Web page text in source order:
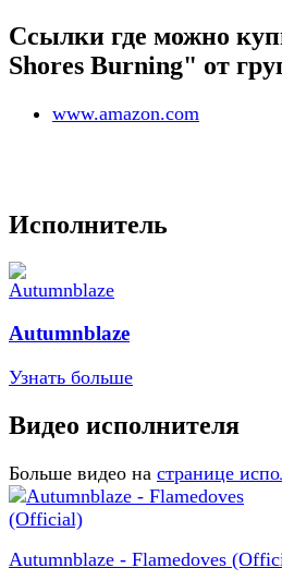
Ссылки где можно
Shores Burning" от
www.amazon.com
Исполнитель
Autumnblaze
Узнать больше
Видео исполнителя
Больше видео на странице
Autumnblaze - Flamedoves